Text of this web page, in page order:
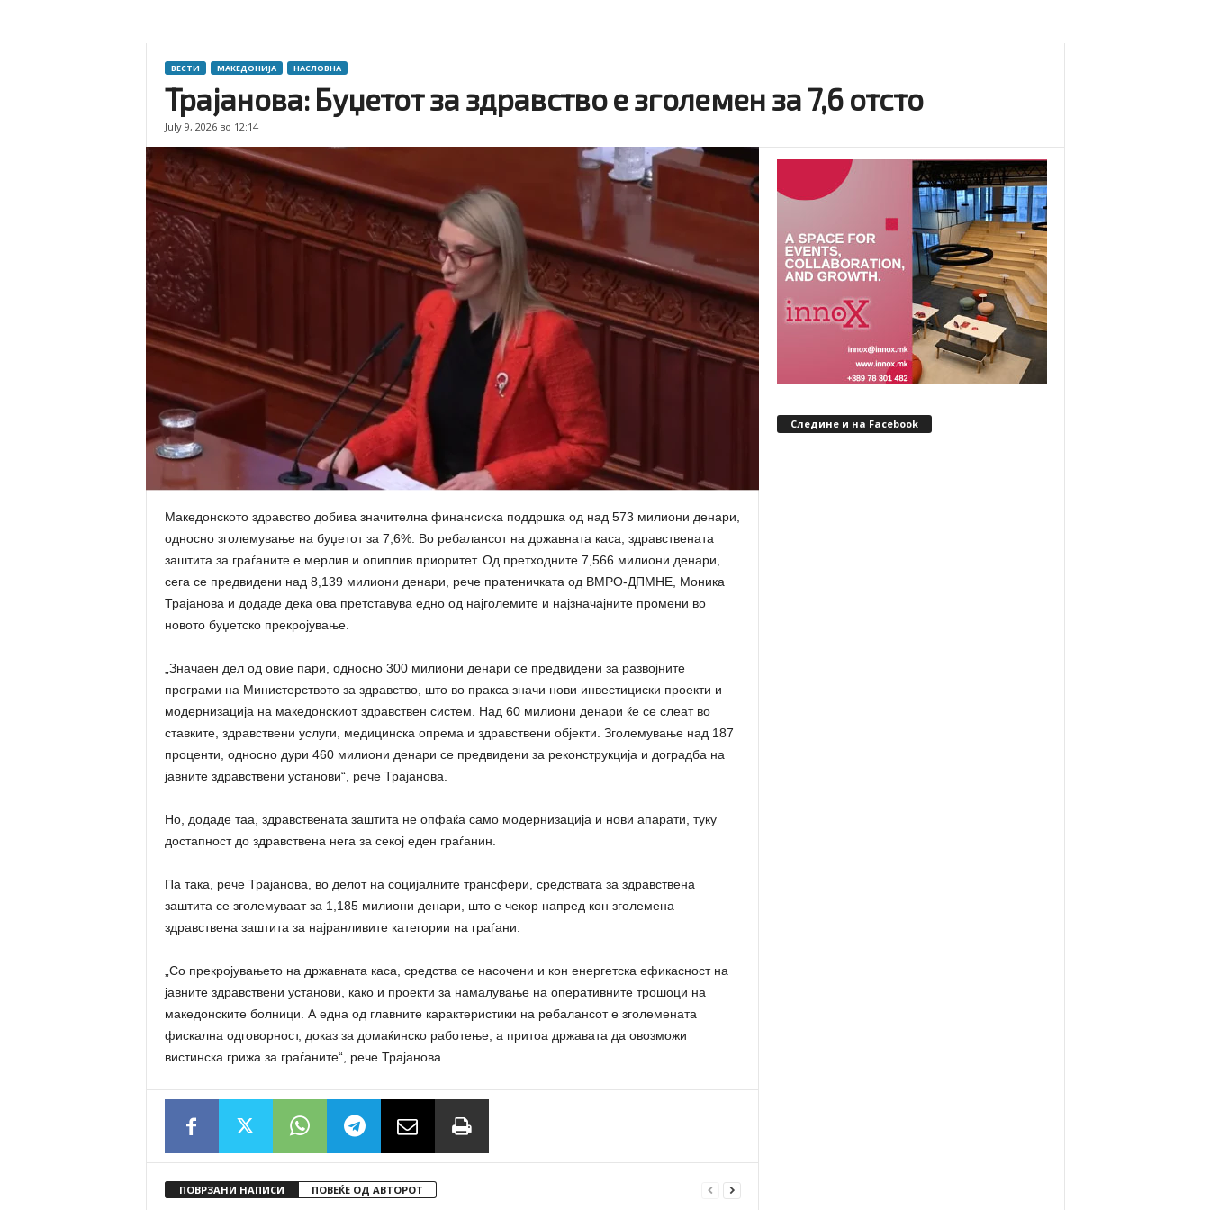
ВЕСТИ МАКЕДОНИЈА НАСЛОВНА
Трајанова: Буџетот за здравство е зголемен за 7,6 отсто
July 9, 2026 во 12:14
Македонското здравство добива значителна финансиска поддршка од над 573 милиони денари,
односно зголемување на буџетот за 7,6%. Во ребалансот на државната каса, здравствената
заштита за граѓаните е мерлив и опиплив приоритет. Од претходните 7,566 милиони денари,
сега се предвидени над 8,139 милиони денари, рече пратеничката од ВМРО-ДПМНЕ, Моника
Трајанова и додаде дека ова претставува едно од најголемите и најзначајните промени во
новото буџетско прекројување.
„Значаен дел од овие пари, односно 300 милиони денари се предвидени за развојните
програми на Министерството за здравство, што во пракса значи нови инвестициски проекти и
модернизација на македонскиот здравствен систем. Над 60 милиони денари ќе се слеат во
ставките, здравствени услуги, медицинска опрема и здравствени објекти. Зголемување над 187
проценти, односно дури 460 милиони денари се предвидени за реконструкција и доградба на
јавните здравствени установи“, рече Трајанова.
Но, додаде таа, здравствената заштита не опфаќа само модернизација и нови апарати, туку
достапност до здравствена нега за секој еден граѓанин.
Па така, рече Трајанова, во делот на социјалните трансфери, средствата за здравствена
заштита се зголемуваат за 1,185 милиони денари, што е чекор напред кон зголемена
здравствена заштита за најранливите категории на граѓани.
„Со прекројувањето на државната каса, средства се насочени и кон енергетска ефикасност на
јавните здравствени установи, како и проекти за намалување на оперативните трошоци на
македонските болници. А една од главните карактеристики на ребалансот е зголемената
фискална одговорност, доказ за домаќинско работење, а притоа државата да овозможи
вистинска грижа за граѓаните“, рече Трајанова.
ПОВРЗАНИ НАПИСИ ПОВЕЌЕ ОД АВТОРОТ
Следине и на Facebook